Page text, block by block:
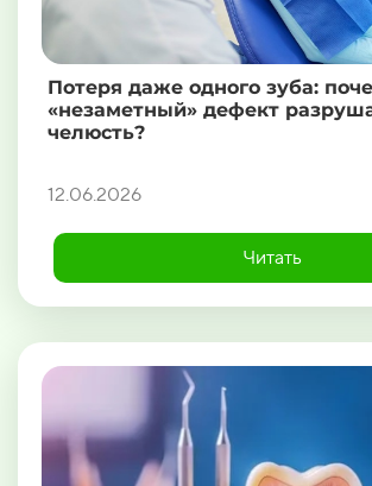
Потеря даже одного зуба:
«незаметный» дефект
челюсть?
12.06.2026
Читать